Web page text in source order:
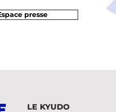
presse
LE KYUDO